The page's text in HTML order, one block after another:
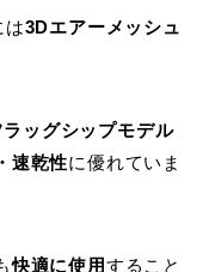
は3Dエアーメッシュ
ラッグシップモデル
速乾性に優れていま
快適に使用すること